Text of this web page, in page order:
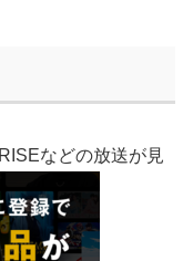
などの放送が見